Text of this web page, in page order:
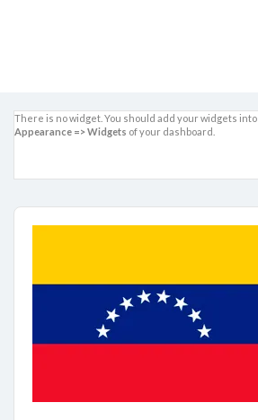
There is no widget. You should add your widgets into
Appearance => Widgets of your dashboard.